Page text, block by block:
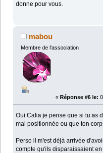
donne pour vous.
mabou
Membre de l'association
« Réponse #6 le:
Oui Calia je pense que si tu as
mal positionnée ou que ton
Perso il m'est déjà arrivée
compte qu'ils disparaissaient